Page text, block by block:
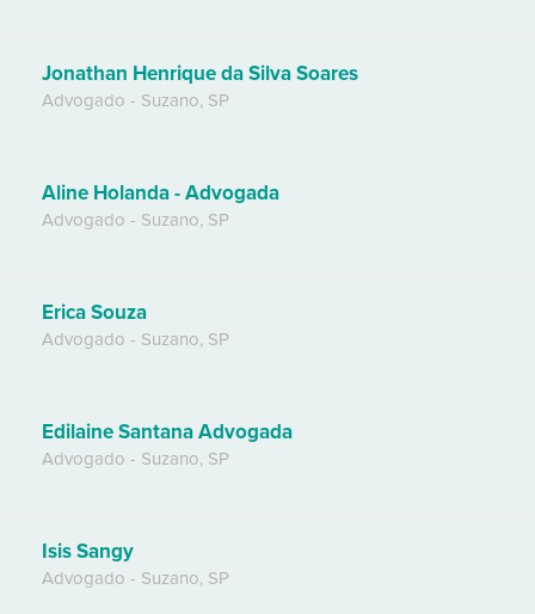
Jonathan Henrique da Silva Soares
Advogado - Suzano, SP
Aline Holanda - Advogada
Advogado - Suzano, SP
Erica Souza
Advogado - Suzano, SP
Edilaine Santana Advogada
Advogado - Suzano, SP
Isis Sangy
Advogado - Suzano, SP